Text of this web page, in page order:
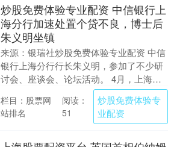
炒股免费体验专业配资 中信银行上
海分行加速处置个贷不良，博士后
朱义明坐镇
来源：银瑞社炒股免费体验专业配资 中信
银行上海分行行长朱义明，参加了不少研
讨会、座谈会、论坛活动。 4月，上海松
江区与中信银行上海分行举行座谈会，朱
义明出席会议....
栏目：股票网
站排名
阅读：
51
炒股免费体验专
业配资